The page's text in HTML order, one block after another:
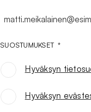
SUOSTUMUKSET *
Hyväksyn
SUOSTUMUKSET
Hyväksyn